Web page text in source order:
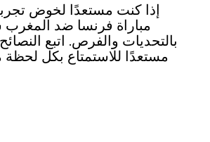
إذا كنت مستعدًا لخوض
مباراة فرنسا ضد المغرب
بالتحديات والفرص. اتبع
مستعدًا للاستمتاع بكل لحظة